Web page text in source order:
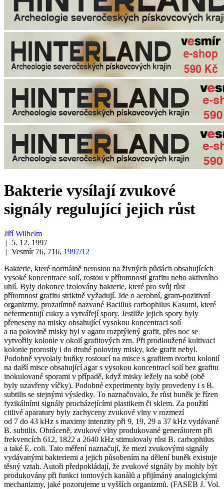
Bakterie vysílají zvukové
signály regulující jejich růst
Jiří Wilhelm
| 5. 12. 1997
| Vesmír 76, 716, 1997/12
Bakterie, které normálně nerostou na živných půdách obsahujících
vysoké koncentrace solí, rostou v přítomnosti grafitu nebo aktivního
uhlí. Byly dokonce izolovány bakterie, které pro svůj růst
přítomnost grafitu striktně vyžadují. Jde o aerobní, gram-pozitivní
organizmy, prozatímně nazvané Bacillus carbophilus Kasumi, které
nefermentují cukry a vytvářejí spory. Jestliže jejich spory byly
přeneseny na misky obsahující vysokou koncentraci solí
a na polovině misky byl v agaru rozptýlený grafit, přes noc se
vytvořily kolonie v okolí grafitových zrn. Při prodloužené kultivaci
kolonie prorostly i do druhé poloviny misky, kde grafit nebyl.
Podobně vyvolaly buňky rostoucí na misce s grafitem tvorbu kolonií
na další misce obsahující agar s vysokou koncentrací solí bez grafitu
inokulované sporami v případě, když misky ležely na sobě (obě
byly uzavřeny víčky). Podobné experimenty byly provedeny i s B.
subtilis se stejnými výsledky. To naznačovalo, že růst buněk je řízen
fyzikálními signály procházejícími plastikem či sklem. Za použití
citlivé aparatury byly zachyceny zvukové vlny v rozmezí
od 7 do 43 kHz s maximy intenzity při 9, 19, 29 a 37 kHz vydávané
B. subtilis. Obráceně, zvukové vlny produkované generátorem při
frekvencích 612, 1822 a 2640 kHz stimulovaly růst B. carbophilus
a také E. coli. Tato měření naznačují, že mezi zvukovými signály
vydávanými bakteriemi a jejich působením na dělení buněk existuje
těsný vztah. Autoři předpokládají, že zvukové signály by mohly být
produkovány při funkci iontových kanálů a přijímány analogickými
mechanizmy, jaké pozorujeme u vyšších organizmů. (FASEB J. Vol.